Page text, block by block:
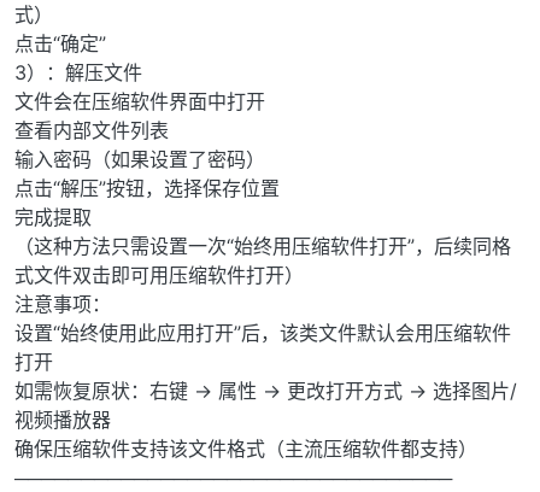
式）
点击“确定”
3）：解压文件
文件会在压缩软件界面中打开
查看内部文件列表
输入密码（如果设置了密码）
点击“解压”按钮，选择保存位置
完成提取
（这种方法只需设置一次“始终用压缩软件打开”，后续同格
式文件双击即可用压缩软件打开）
注意事项：
设置“始终使用此应用打开”后，该类文件默认会用压缩软件
打开
如需恢复原状：右键 → 属性 → 更改打开方式 → 选择图片/
视频播放器
确保压缩软件支持该文件格式（主流压缩软件都支持）
─────────────────────────────────